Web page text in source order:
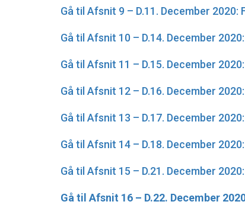
Gå til Afsnit 9 – D.11. December
Gå til Afsnit 10 – D.14. December
Gå til Afsnit 11 – D.15. December
Gå til Afsnit 12 – D.16. December
Gå til Afsnit 13 – D.17. December
Gå til Afsnit 14 – D.18. December 2020:
Gå til Afsnit 15 – D.21. December 2020:
Gå til Afsnit 16 – D.22. December